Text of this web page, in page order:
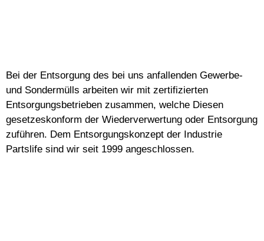
Bei der Entsorgung des bei uns anfallenden Gewerbe-
und Sondermülls arbeiten wir mit zertifizierten
Entsorgungsbetrieben zusammen, welche Diesen
gesetzeskonform der Wiederverwertung oder Entsorgung
zuführen. Dem Entsorgungskonzept der Industrie
Partslife sind wir seit 1999 angeschlossen.